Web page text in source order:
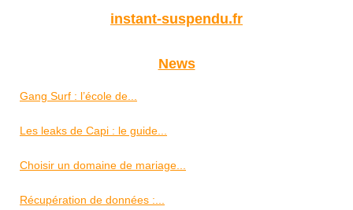
instant-suspendu.fr
News
Gang Surf : l’école de...
Les leaks de Capi : le guide...
Choisir un domaine de mariage...
Récupération de données :...